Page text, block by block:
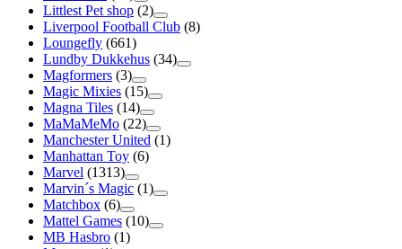
Littlest Pet shop (2)
Liverpool Football Club (8)
Loungefly (661)
Lundby Dukkehus (34)
Magformers (3)
Magic Mixies (15)
Magna Tiles (14)
MaMaMeMo (22)
Manchester United (1)
Manhattan Toy (6)
Marvel (1313)
Marvin´s Magic (1)
Matchbox (6)
Mattel Games (10)
MB Hasbro (1)